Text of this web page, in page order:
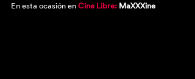
En esta ocasión en Cine Libre: MaXXXine